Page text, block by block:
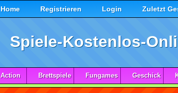
Home Registrieren Login Zuletzt
Spiele-Kostenlos-
Action Brettspiele Fungames Geschick